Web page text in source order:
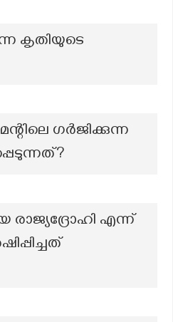
കൃതിയുടെ
ഗർജിക്കുന്ന
രാജ്യദ്രോഹി എന്ന്